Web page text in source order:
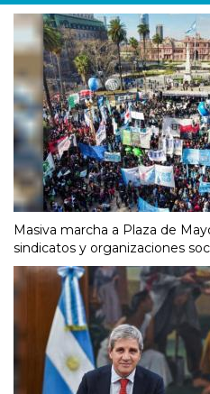
Masiva marcha a Plaza de
sindicatos y organizaciones